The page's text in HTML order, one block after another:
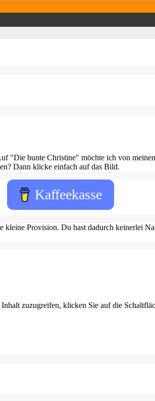
bunte Christine" möchte ich von
Dann klicke einfach auf das Bild.
Kaffeekasse
Provision. Du hast dadurch keinerlei
zuzugreifen, klicken Sie auf die